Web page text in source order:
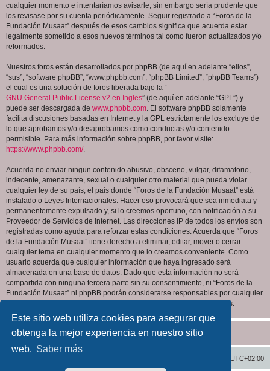
Este sitio web utiliza cookies para asegurar que
obtenga la mejor experiencia en nuestro sitio
web. Saber más
cualquier momento e intentaríamos avisarle, sin embargo sería prudente que
los revisase por su cuenta periódicamente. Seguir registrado a “Foros de la
Fundación Musaat” después de esos cambios significa que acuerda estar
legalmente sometido a esos nuevos términos tal como fueron actualizados y/o
reformados.
Nuestros foros están desarrollados por phpBB (de aquí en adelante “ellos”,
“sus”, “software phpBB”, “www.phpbb.com”, “phpBB Limited”, “phpBB Teams”)
el cual es una solución de foros liberada bajo la “
GNU General Public License v2 en Ingles” (de aquí en adelante “GPL”) y
puede ser descargada de www.phpbb.com. El software phpBB solamente
facilita discusiones basadas en Internet y la GPL estrictamente los excluye de
lo que aprobamos y/o desaprobamos como conductas y/o contenido
permisible. Para más información sobre phpBB, por favor visite:
https://www.phpbb.com/.
Acuerda no enviar ningun contenido abusivo, obsceno, vulgar, difamatorio,
indecente, amenazante, sexual o cualquier otro material que pueda violar
cualquier ley de su país, el país donde “Foros de la Fundación Musaat” está
instalado o Leyes Internacionales. Hacer eso provocará que sea inmediata y
permanentemente expulsado y, si lo creemos oportuno, con notificación a su
Proveedor de Servicios de Internet. Las direcciones IP de todos los envíos son
registradas como ayuda para reforzar estas condiciones. Acuerda que “Foros
de la Fundación Musaat” tiene derecho a eliminar, editar, mover o cerrar
cualquier tema en cualquier momento que lo creamos conveniente. Como
usuario acuerda que cualquier información que haya ingresado será
almacenada en una base de datos. Dado que esta información no será
compartida con ninguna tercera parte sin su consentimiento, ni “Foros de la
Fundación Musaat” ni phpBB podrán considerarse responsables por cualquier
intento de hacking que conlleve a que los datos sean comprometidos.
UTC+02:00